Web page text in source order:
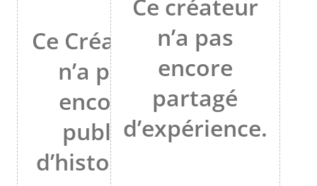
Ce Créateur
n’a pas
encore
publié
d’histoires.
Ce créateur
n’a pas
encore
partagé
d’expérience.